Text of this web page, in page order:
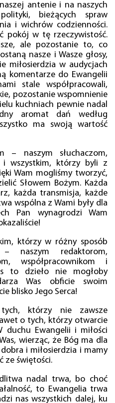
antenie i na naszych
bieżących spraw
i wichrów codzienności.
pokój w tę rzeczywistość.
ale pozostanie to, co
nasze i Wasze głosy,
miłosierdzia w audycjach
komentarze do Ewangelii
stale współpracowali,
pozostanie wspomnienie
kuchniach pewnie nadal
aromat dań według
ma swoją wartość
– naszym słuchaczom,
i wszystkim, którzy byli z
Wam mogliśmy tworzyć,
Słowem Bożym. Każda
każda transmisja, każde
wspólna z Wami były dla
Pan wynagrodzi Wam
którzy w różny sposób
naszym redaktorom,
współpracownikom i
to dzieło nie mogłoby
Was obficie swoim
blisko Jego Serca!
którzy nie zawsze
o tych, którzy otwarcie
duchu Ewangelii i miłości
wierząc, że Bóg ma dla
i miłosierdzia i mamy
ze świętości.
nadal trwa, bo choć
to Ewangelia trwa
nas wszystkich dalej, ku